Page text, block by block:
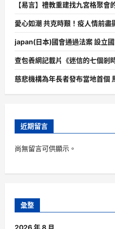
【易言】禮教重建找九宮格聚會
愛心如潮 共克時艱！疫人情前盡
japan(日本)國會通過法案 設立
查包養網記載片《迷信的七個剎
慈悲機構為年長者發布當地首個
近期留言
尚無留言可供顯示。
彙整